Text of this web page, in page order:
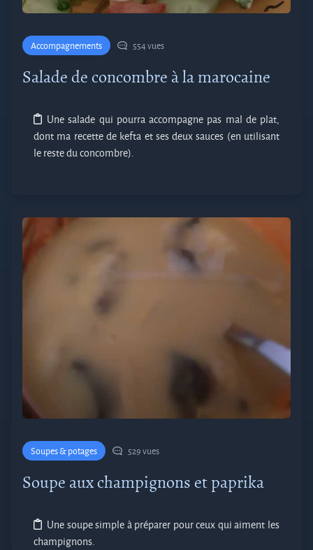
Accompagnements 554 vues
Salade de concombre à la marocaine
Une salade qui pourra accompagne pas mal de plat,
dont ma recette de kefta et ses deux sauces (en utilisant
le reste du concombre).
Soupes & potages 529 vues
Soupe aux champignons et paprika
Une soupe simple à préparer pour ceux qui aiment les
champignons.